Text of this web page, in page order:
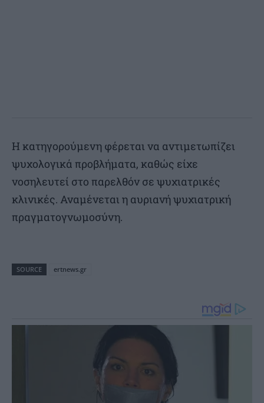
Η κατηγορούμενη φέρεται να αντιμετωπίζει
ψυχολογικά προβλήματα, καθώς είχε
νοσηλευτεί στο παρελθόν σε ψυχιατρικές
κλινικές. Αναμένεται η αυριανή ψυχιατρική
πραγματογνωμοσύνη.
SOURCE ertnews.gr